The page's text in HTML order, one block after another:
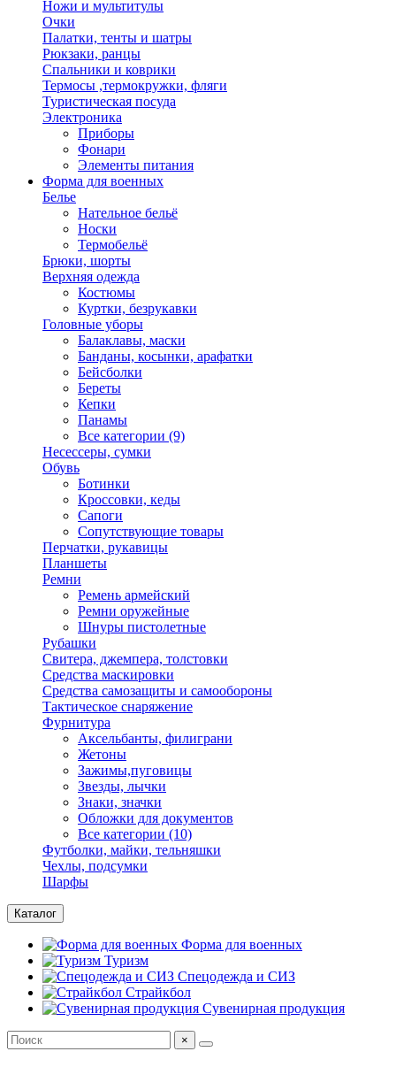
Ножи и мультитулы
Очки
Палатки, тенты и шатры
Рюкзаки, ранцы
Спальники и коврики
Термосы ,термокружки, фляги
Туристическая посуда
Электроника
Приборы
Фонари
Элементы питания
Форма для военных
Белье
Нательное бельё
Носки
Термобельё
Брюки, шорты
Верхняя одежда
Костюмы
Куртки, безрукавки
Головные уборы
Балаклавы, маски
Банданы, косынки, арафатки
Бейсболки
Береты
Кепки
Панамы
Все категории (9)
Несессеры, сумки
Обувь
Ботинки
Кроссовки, кеды
Сапоги
Сопутствующие товары
Перчатки, рукавицы
Планшеты
Ремни
Ремень армейский
Ремни оружейные
Шнуры пистолетные
Рубашки
Свитера, джемпера, толстовки
Средства маскировки
Средства самозащиты и самообороны
Тактическое снаряжение
Фурнитура
Аксельбанты, филиграни
Жетоны
Зажимы,пуговицы
Звезды, лычки
Знаки, значки
Обложки для документов
Все категории (10)
Футболки, майки, тельняшки
Чехлы, подсумки
Шарфы
Каталог
Форма для военных
Туризм
Спецодежда и СИЗ
Страйкбол
Сувенирная продукция
×